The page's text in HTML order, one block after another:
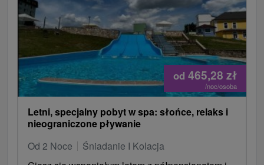
od 465,28 zł
/noc/osoba
Letni, specjalny pobyt w spa: słońce, relaks i
nieograniczone pływanie
Od 2 Noce
Śniadanie I Kolacja